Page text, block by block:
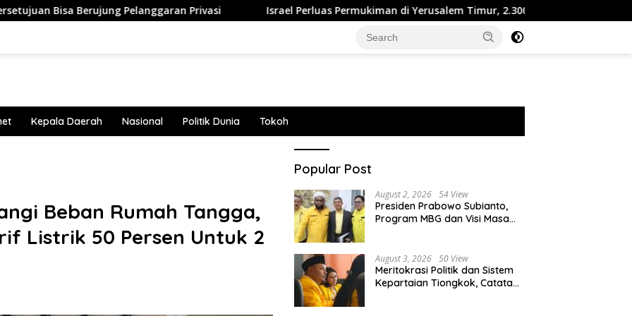
Berujung Pelanggaran Privasi Israel Perluas Permukiman di Yerusalem Timur, 2.300 Rumah Dibangun di Tanah
Kepala Daerah Nasional Politik Dunia Tokoh
Beban Rumah Tangga,
Listrik 50 Persen Untuk 2
Popular Post
August 2, 2026 54 View
Presiden Prabowo Subianto,
Program MBG dan Visi Masa
August 3, 2026 50 View
Meritokrasi Politik dan Sistem
Kepartaian Tiongkok, Catatan